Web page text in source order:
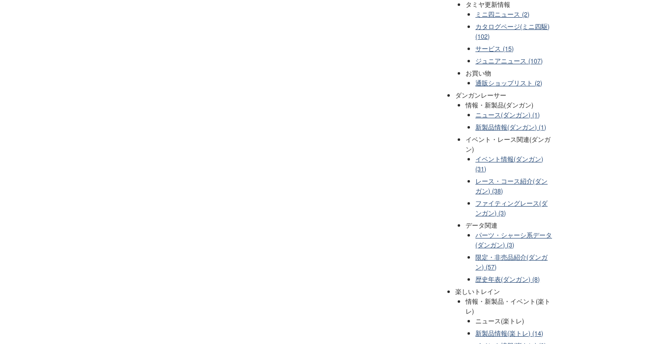
タミヤ更新情報
ミニ四ニュース (2)
カタログページ(ミニ四駆)
(102)
サービス (15)
ジュニアニュース (107)
お買い物
通販ショップリスト (2)
ダンガンレーサー
情報・新製品(ダンガン)
ニュース(ダンガン) (1)
新製品情報(ダンガン) (1)
イベント・レース関連(ダンガ
ン)
イベント情報(ダンガン)
(31)
レース・コース紹介(ダン
ガン) (38)
ファイティングレース(ダ
ンガン) (3)
データ関連
パーツ・シャーシ系データ
(ダンガン) (3)
限定・非売品紹介(ダンガ
ン) (57)
歴史年表(ダンガン) (8)
楽しいトレイン
情報・新製品・イベント(楽ト
レ)
ニュース(楽トレ)
新製品情報(楽トレ) (14)